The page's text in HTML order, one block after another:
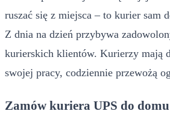
ruszać się z miejsca – to kurier sam
Z dnia na dzień przybywa
kurierskich klientów. Kurierzy mają
swojej pracy, codziennie przewożą
Zamów kuriera UPS do domu